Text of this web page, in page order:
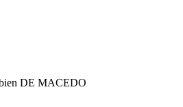
DE MACEDO